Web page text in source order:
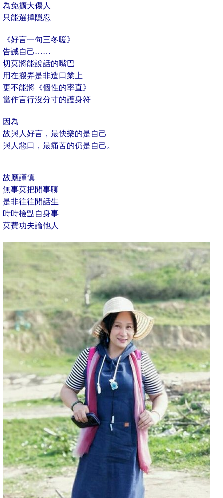
為免擴大傷人
只能選擇隱忍
《好言一句三冬暖》
告誡自己……
切莫將能說話的嘴巴
用在搬弄是非造口業上
更不能將《個性的率直》
當作言行沒分寸的護身符
因為
故與人好言，最快樂的是自己
與人惡口，最痛苦的仍是自己。
故應謹慎
無事莫把閒事聊
是非往往閒話生
時時檢點自身事
莫費功夫論他人